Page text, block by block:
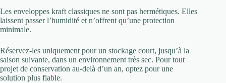
Les enveloppes kraft classiques ne sont pas hermétiques. Elles
laissent passer l’humidité et n’offrent qu’une protection
minimale.
Réservez-les uniquement pour un stockage court, jusqu’à la
saison suivante, dans un environnement très sec. Pour tout
projet de conservation au-delà d’un an, optez pour une
solution plus fiable.